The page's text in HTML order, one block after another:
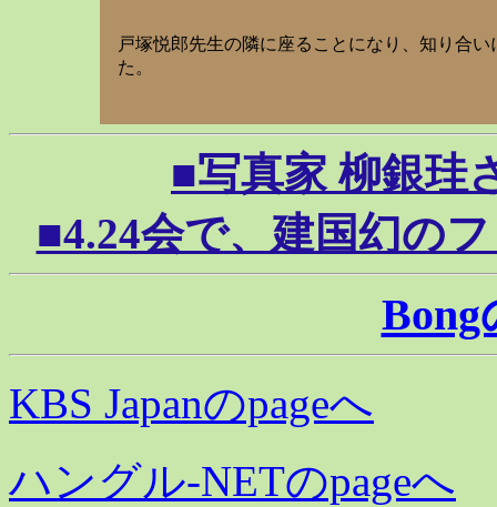
戸塚悦郎先生の隣に座ることになり、知り合い
た。
■写真家 柳銀珪
■4.24会で、建国幻の
Bong
KBS Japanのpageへ
ハングル-NETのpageへ